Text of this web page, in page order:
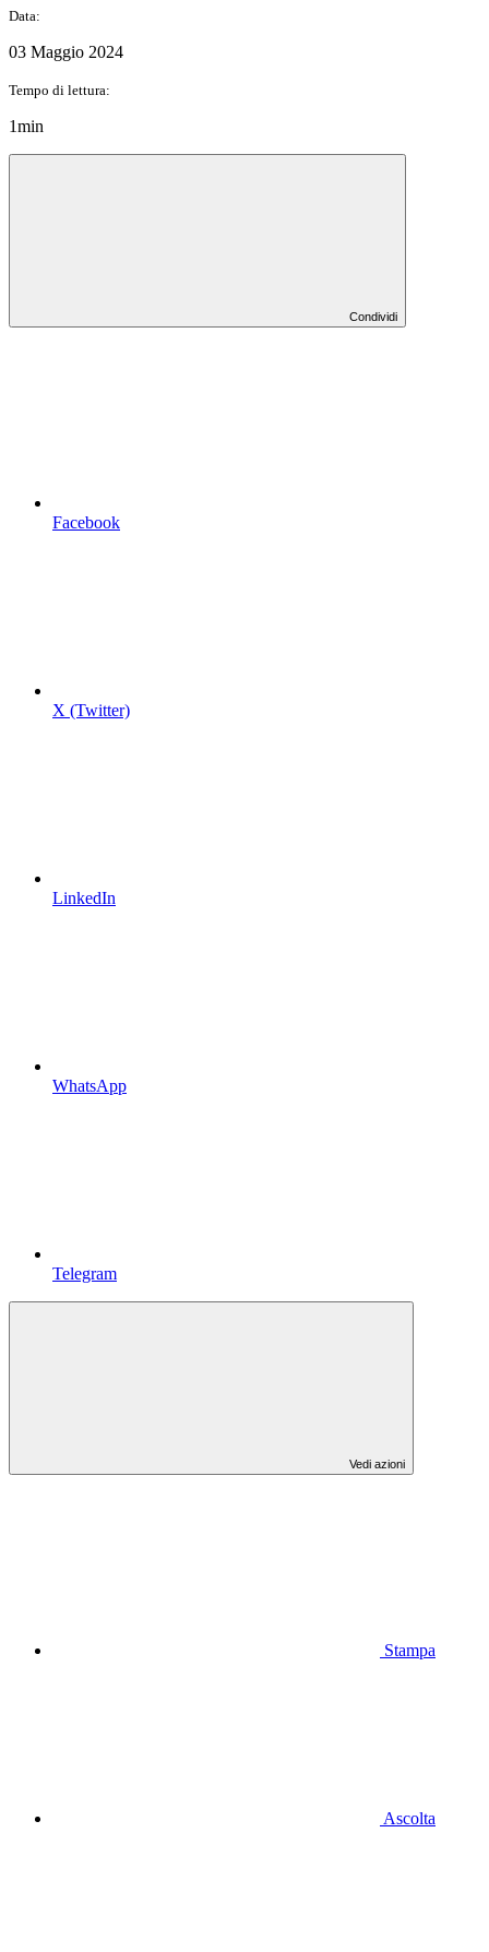
Data:
03 Maggio 2024
Tempo di lettura:
1min
Condividi
Facebook
X (Twitter)
LinkedIn
WhatsApp
Telegram
Vedi azioni
Stampa
Ascolta